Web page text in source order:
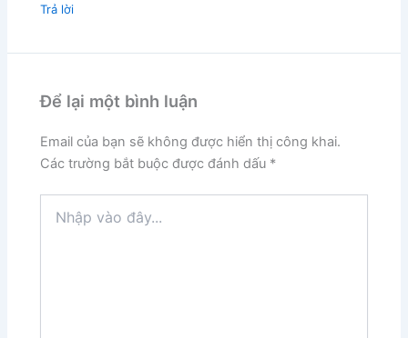
Trả lời
Để lại một bình luận
Email của bạn sẽ không được hiển thị công khai.
Các trường bắt buộc được đánh dấu *
vào